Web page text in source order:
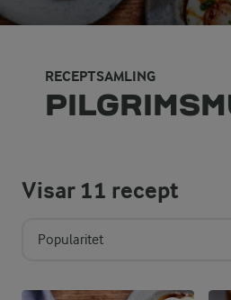
RECEPTSAMLING
Visar11 recept
Popularitet